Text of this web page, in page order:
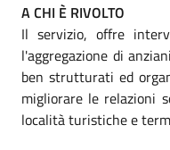
A CHI È RIVOLTO
Il servizio, offre
l'aggregazione di
ben strutturati ed
migliorare le relazioni
località turistiche e